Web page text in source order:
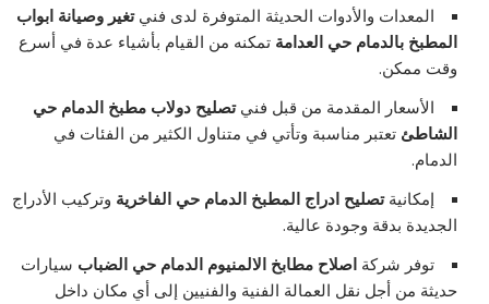
المعدات والأدوات الحديثة المتوفرة لدى فنيتغير وصيانة ابواب
المطبخ بالدمام حي العدامة تمكنه من القيام بأشياء عدة في أسرع
وقت ممكن.
الأسعار المقدمة من قبل فنيتصليح دولاب مطبخ الدمام حي
الشاطئ تعتبر مناسبة وتأتي في متناول الكثير من الفئات في
الدمام.
إمكانيةتصليح ادراج المطبخ الدمام حي الفاخرية وتركيب الأدراج
الجديدة بدقة وجودة عالية.
توفر شركةاصلاح مطابخ الالمنيوم الدمام حي الضباب سيارات
حديثة من أجل نقل العمالة الفنية والفنيين إلى أي مكان داخل